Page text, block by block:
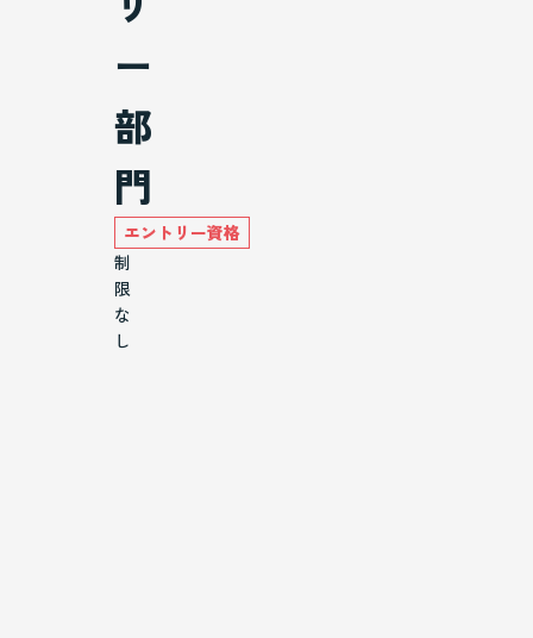
ー
部
門
エントリー資格
制
限
な
し